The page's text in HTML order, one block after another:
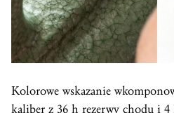
Kolorowe wskazanie
kaliber z 36 h rezerwy chodu i